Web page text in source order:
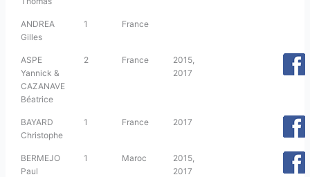
ANDREA
Gilles
1 France
ASPE
Yannick &
CAZANAVE
Béatrice
2 France
2015,
2017
BAYARD
Christophe
1 France 2017
BERMEJO
Paul
1 Maroc
2015,
2017